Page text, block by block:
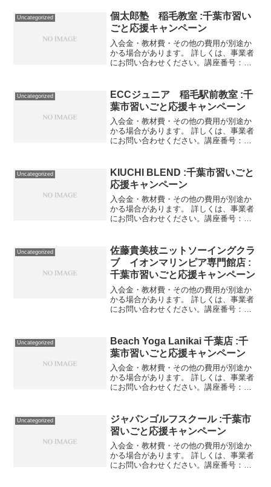
Uncategorized
個太郎塾 稲毛教室 :千葉市習い
ごと応援キャンペーン
入会金・教材費・その他の費用が別途か
かる場合があります。 詳しくは、事業者
にお問い合わせください。講座番号：
に正会員登録される場合、入会金16...
Uncategorized
ECCジュニア 稲毛駅前教室 :千
葉市習いごと応援キャンペーン
入会金・教材費・その他の費用が別途か
かる場合があります。 詳しくは、事業者
にお問い合わせください。講座番号：
2022/03/31DT／少人数レッ...
Uncategorized
KIUCHI BLEND :千葉市習いごと
応援キャンペーン
入会金・教材費・その他の費用が別途か
かる場合があります。 詳しくは、事業者
にお問い合わせください。講座番号：
お茶をご自身でブレンドしてもらうワ...
Uncategorized
佐藤貴美枝ニットソーイングクラ
ブ イオンマリンピア専門館店 :
千葉市習いごと応援キャンペーン
入会金・教材費・その他の費用が別途か
かる場合があります。 詳しくは、事業者
にお問い合わせください。講座番号：
クまたはトレーナーを一着製作します...
Uncategorized
Beach Yoga Lanikai 千葉店 :千
葉市習いごと応援キャンペーン
入会金・教材費・その他の費用が別途か
かる場合があります。 詳しくは、事業者
にお問い合わせください。講座番号：
回）/60分/（初回体験もこちら）。講...
Uncategorized
ジャパンゴルフスクール :千葉市
習いごと応援キャンペーン
入会金・教材費・その他の費用が別途か
かる場合があります。 詳しくは、事業者
にお問い合わせください。講座番号：